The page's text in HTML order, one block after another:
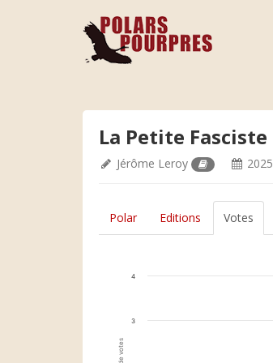
La Petite Fasciste
Jérôme Leroy 2025
Polar Editions Votes
3
4